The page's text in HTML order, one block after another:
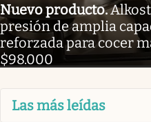
Nuevo producto.
presión de amplia
reforzada para cocer
$98.000
Las más leídas